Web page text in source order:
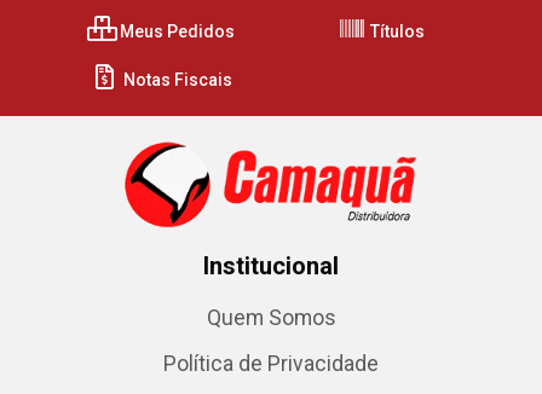
Meus Pedidos Títulos
Notas Fiscais
Institucional
Quem Somos
Política de Privacidade